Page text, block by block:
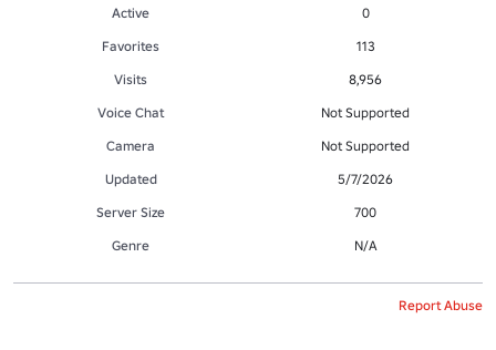
Active
0
Favorites
113
Visits
8,956
Voice Chat
Not Supported
Camera
Not Supported
Updated
5/7/2026
Server Size
700
Genre
N/A
Report Abuse